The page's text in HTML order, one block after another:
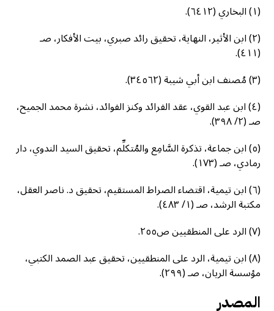
(١) البخاري (٦٤١٢).
(٢) ابن الأثير، النهاية، تحقيق رائد صبري، بيت الأفكار، صـ
(٤١١).
(٣) مُصنف ابن أبي شيبة (٣٤٥٦٢).
(٤) ابن عبد القوي، عقد الفرائد وكنز الفوائد، نشرة محمد الجميح،
صـ (٢/ ٣٩٨).
(٥) ابن جماعة، تذكرة السَّامِع والمُتكلِّم، تحقيق السيد الندوي، دار
رمادي، صـ (١٧٣).
(٦) ابن تيمية، اقتضاء الصراط المستقيم، تحقيق د. ناصر العقل،
مكتبة الرشد، صـ (١/ ٤٨٣).
(٧) الرد على المنطقيين ص٢٥٥.
(٨) ابن تيمية، الرد على المنطقيين، تحقيق عبد الصمد الكتبي،
مؤسسة الريان، صـ (٢٩٩).
المصدر